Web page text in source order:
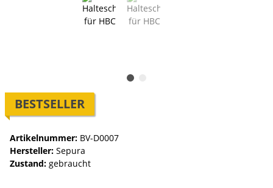
BESTSELLER
Artikelnummer: BV-D0007
Hersteller: Sepura
Zustand: gebraucht